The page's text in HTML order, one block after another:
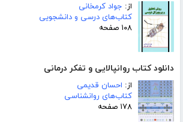
از: جواد کرمخانی
کتاب‌های درسی و دانشجویی
۱۰۸ صفحه
دانلود کتاب روانپالایی و تفکر درمانی
از: احسان قدیمی
کتاب‌های روانشناسی
۱۷۸ صفحه